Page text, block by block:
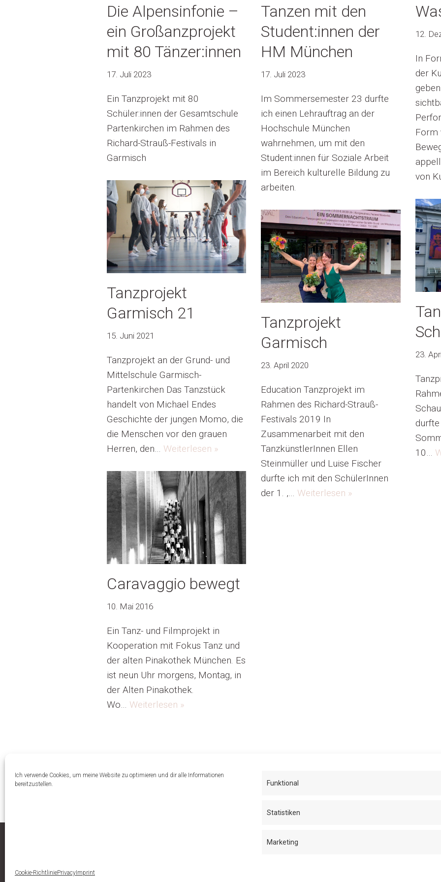
Ich verwende Cookies, um meine Website zu optimieren und dir alle Informationen
bereitzustellen.
Funktional
Statistiken
Marketing
Cookie-RichtliniePrivacy Imprint
Die Alpensinfonie –
ein Großanzprojekt
mit 80 Tänzer:innen
17. Juli 2023
Ein Tanzprojekt mit 80
Schüler:innen der Gesamtschule
Partenkirchen im Rahmen des
Richard-Strauß-Festivals in
Garmisch
Tanzen mit den
Student:innen der
HM München
17. Juli 2023
Im Sommersemester 23 durfte
ich einen Lehrauftrag an der
Hochschule München
wahrnehmen, um mit den
Student:innen für Soziale Arbeit
im Bereich kulturelle Bildung zu
arbeiten.
12.
In
der
Form
von
Tanzprojekt
Garmisch 21
15. Juni 2021
Tanzprojekt an der Grund- und
Mittelschule Garmisch-
Partenkirchen Das Tanzstück
handelt von Michael Endes
Geschichte der jungen Momo, die
die Menschen vor den grauen
Herren, den… Weiterlesen »
23.
10…
Tanzprojekt
Garmisch
23. April 2020
Education Tanzprojekt im
Rahmen des Richard-Strauß-
Festivals 2019 In
Zusammenarbeit mit den
TanzkünstlerInnen Ellen
Steinmüller und Luise Fischer
durfte ich mit den SchülerInnen
der 1. ,… Weiterlesen »
Caravaggio bewegt
10. Mai 2016
Ein Tanz- und Filmprojekt in
Kooperation mit Fokus Tanz und
der alten Pinakothek München. Es
ist neun Uhr morgens, Montag, in
der Alten Pinakothek.
Wo… Weiterlesen »
Neve| Präsentiert von